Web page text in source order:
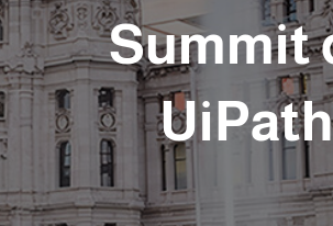
Summit
UiPath